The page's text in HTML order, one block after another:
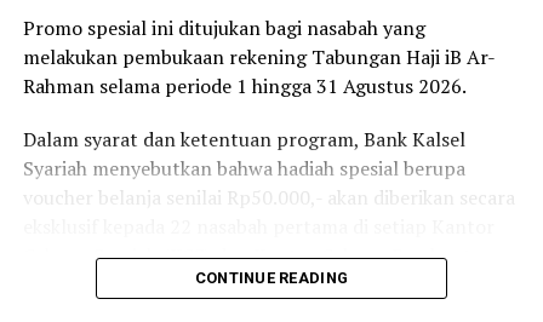
Promo spesial ini ditujukan bagi nasabah yang
melakukan pembukaan rekening Tabungan Haji iB Ar-
Rahman selama periode 1 hingga 31 Agustus 2026.
Dalam syarat dan ketentuan program, Bank Kalsel
Syariah menyebutkan bahwa hadiah spesial berupa
voucher belanja senilai Rp50.000,- akan diberikan secara
Cabang Syariah (KCS) dan Kantor Cabang Pembantu
CONTINUE READING